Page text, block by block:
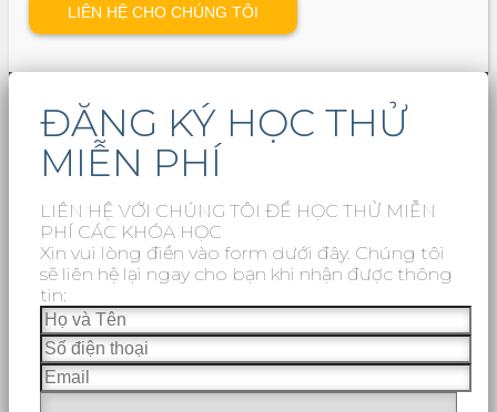
ĐĂNG KÝ HỌC THỬ
MIỄN PHÍ
LIÊN HỆ VỚI CHÚNG TÔI ĐỂ HỌC THỬ MIỄN
PHÍ CÁC KHÓA HỌC
Xin vui lòng điền vào form dưới đây. Chúng tôi
sẽ liên hệ lại ngay cho bạn khi nhận được thông
tin: